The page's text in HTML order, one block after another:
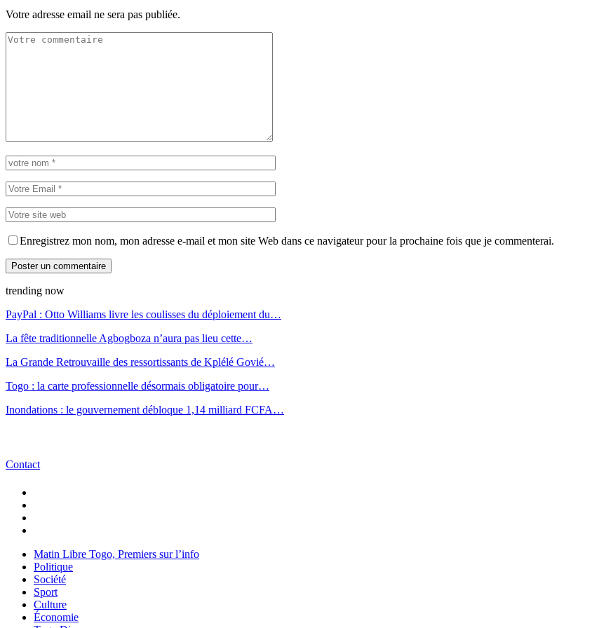
Votre adresse email ne sera pas publiée.
Enregistrez mon nom, mon adresse e-mail et mon site Web dans ce navigateur pour la prochaine fois que je commenterai.
trending now
PayPal : Otto Williams livre les coulisses du déploiement du…
La fête traditionnelle Agbogboza n’aura pas lieu cette…
La Grande Retrouvaille des ressortissants de Kplélé Govié…
Togo : la carte professionnelle désormais obligatoire pour…
Inondations : le gouvernement débloque 1,14 milliard FCFA…
Contact
Matin Libre Togo, Premiers sur l’info
Politique
Société
Sport
Culture
Économie